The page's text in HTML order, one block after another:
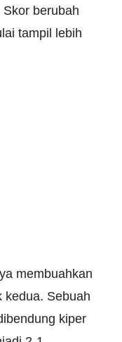
berubah
tampil lebih
membuahkan
kedua. Sebuah
kiper